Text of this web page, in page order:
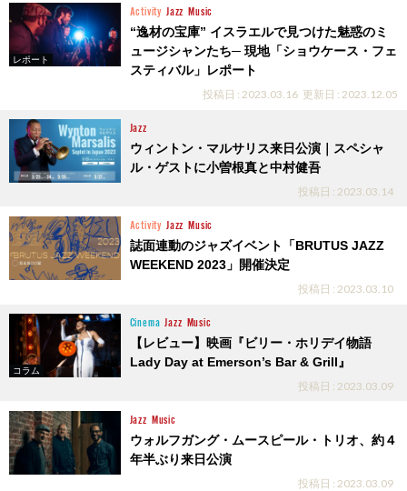
レポート
Activity Jazz Music
“逸材の宝庫” イスラエルで見つけた魅惑のミ
ュージシャンたち─ 現地「ショウケース・フェ
スティバル」レポート
投稿日 : 2023.03.16 更新日 : 2023.12.05
Jazz
ウィントン・マルサリス来日公演｜スペシャ
ル・ゲストに小曽根真と中村健吾
投稿日 : 2023.03.14
Activity Jazz Music
誌面連動のジャズイベント「BRUTUS JAZZ
WEEKEND 2023」開催決定
投稿日 : 2023.03.10
コラム
Cinema Jazz Music
【レビュー】映画『ビリー・ホリデイ物語
Lady Day at Emerson’s Bar & Grill』
投稿日 : 2023.03.09
Jazz Music
ウォルフガング・ムースピール・トリオ、約４
年半ぶり来日公演
投稿日 : 2023.03.09